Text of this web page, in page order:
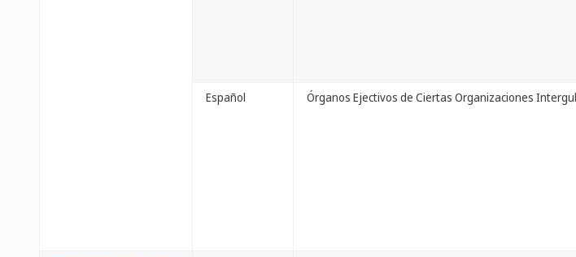
Español Órganos Ejectivos de Ciertas Organizaciones